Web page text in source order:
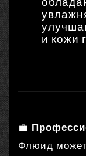
и кожи
💼
Флюид может